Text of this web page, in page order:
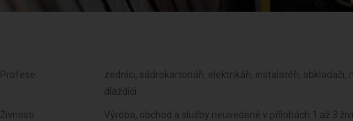
Profese:
zedníci, sádrokartonáři, elektrikáři, instalatéři,
dlaždiči
Živnosti:
Výroba, obchod a služby neuvedené v přílohách 1 až 3